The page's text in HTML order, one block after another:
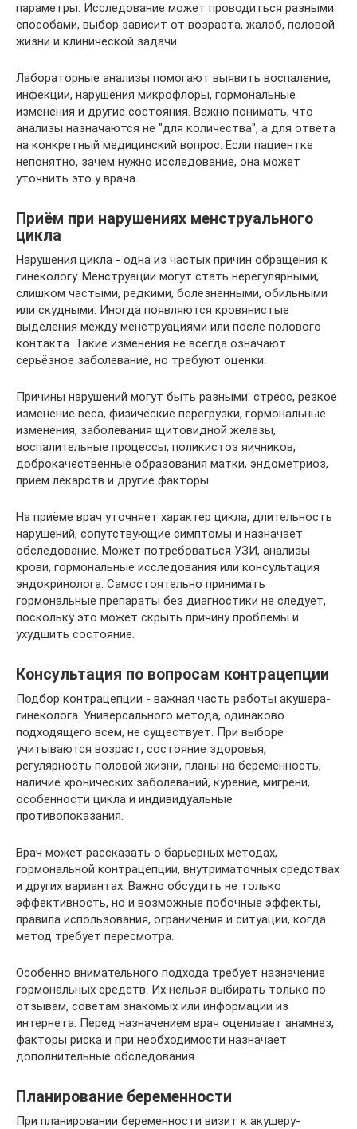
параметры. Исследование может проводиться разными
способами, выбор зависит от возраста, жалоб, половой
жизни и клинической задачи.
Лабораторные анализы помогают выявить воспаление,
инфекции, нарушения микрофлоры, гормональные
изменения и другие состояния. Важно понимать, что
анализы назначаются не "для количества", а для ответа
на конкретный медицинский вопрос. Если пациентке
непонятно, зачем нужно исследование, она может
уточнить это у врача.
Приём при нарушениях менструального
цикла
Нарушения цикла - одна из частых причин обращения к
гинекологу. Менструации могут стать нерегулярными,
слишком частыми, редкими, болезненными, обильными
или скудными. Иногда появляются кровянистые
выделения между менструациями или после полового
контакта. Такие изменения не всегда означают
серьёзное заболевание, но требуют оценки.
Причины нарушений могут быть разными: стресс, резкое
изменение веса, физические перегрузки, гормональные
изменения, заболевания щитовидной железы,
воспалительные процессы, поликистоз яичников,
доброкачественные образования матки, эндометриоз,
приём лекарств и другие факторы.
На приёме врач уточняет характер цикла, длительность
нарушений, сопутствующие симптомы и назначает
обследование. Может потребоваться УЗИ, анализы
крови, гормональные исследования или консультация
эндокринолога. Самостоятельно принимать
гормональные препараты без диагностики не следует,
поскольку это может скрыть причину проблемы и
ухудшить состояние.
Консультация по вопросам контрацепции
Подбор контрацепции - важная часть работы акушера-
гинеколога. Универсального метода, одинаково
подходящего всем, не существует. При выборе
учитываются возраст, состояние здоровья,
регулярность половой жизни, планы на беременность,
наличие хронических заболеваний, курение, мигрени,
особенности цикла и индивидуальные
противопоказания.
Врач может рассказать о барьерных методах,
гормональной контрацепции, внутриматочных средствах
и других вариантах. Важно обсудить не только
эффективность, но и возможные побочные эффекты,
правила использования, ограничения и ситуации, когда
метод требует пересмотра.
Особенно внимательного подхода требует назначение
гормональных средств. Их нельзя выбирать только по
отзывам, советам знакомых или информации из
интернета. Перед назначением врач оценивает анамнез,
факторы риска и при необходимости назначает
дополнительные обследования.
Планирование беременности
При планировании беременности визит к акушеру-